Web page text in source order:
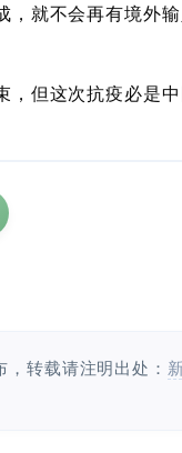
，就不会再有境外
，但这次抗疫必是
，转载请注明出处：